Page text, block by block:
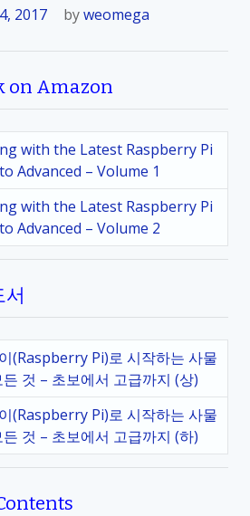
2017 byweomega
on Amazon
with the Latest Raspberry Pi
Advanced – Volume 1
with the Latest Raspberry Pi
Advanced – Volume 2
서
(Raspberry Pi)로 시작하는 사물
것 – 초보에서 고급까지 (상)
(Raspberry Pi)로 시작하는 사물
것 – 초보에서 고급까지 (하)